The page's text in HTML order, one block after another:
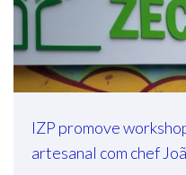
IZP promove
artesanal com chef